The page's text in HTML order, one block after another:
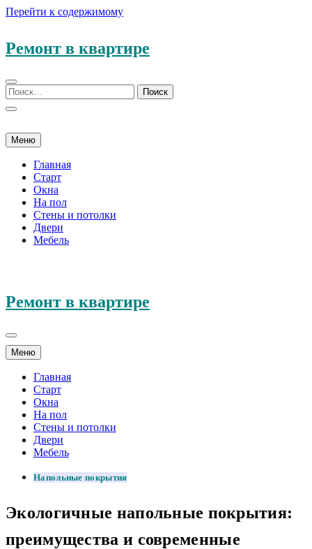
Перейти к содержимому
Ремонт в квартире
Меню
Главная
Старт
Окна
На пол
Стены и потолки
Двери
Мебель
Ремонт в квартире
Меню
Главная
Старт
Окна
На пол
Стены и потолки
Двери
Мебель
Напольные покрытия
Экологичные напольные покрытия:
преимущества и современные